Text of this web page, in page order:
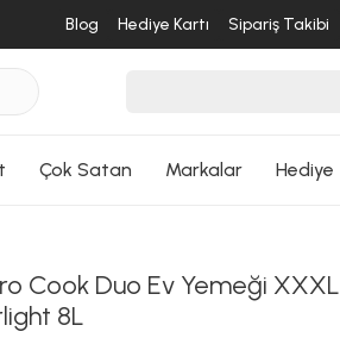
Blog Hediye Kartı Sipariş Takibi
Çok Satan Markalar Hediye
Dön
Cook Duo Ev Yemeği XXXL
8L